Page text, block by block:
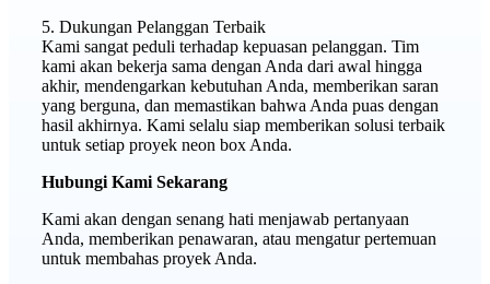
5. Dukungan Pelanggan Terbaik
Kami sangat peduli terhadap kepuasan pelanggan. Tim
kami akan bekerja sama dengan Anda dari awal hingga
akhir, mendengarkan kebutuhan Anda, memberikan saran
yang berguna, dan memastikan bahwa Anda puas dengan
hasil akhirnya. Kami selalu siap memberikan solusi terbaik
untuk setiap proyek neon box Anda.
Hubungi Kami Sekarang
Kami akan dengan senang hati menjawab pertanyaan
Anda, memberikan penawaran, atau mengatur pertemuan
untuk membahas proyek Anda.